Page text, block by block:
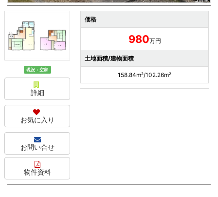
現況：空家
詳細
お気に入り
お問い合せ
物件資料
価格
980万円
土地面積/建物面積
158.84m²/102.26m²